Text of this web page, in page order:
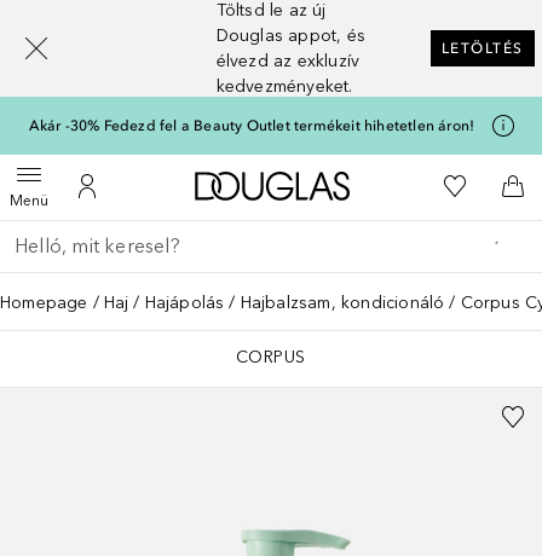
Töltsd le az új
Douglas appot, és
élvezd az exkluzív
kedvezményeket.
LETÖLTÉS
Akár -30% Fedezd fel a Beauty Outlet termékeit hihetetlen áron!
MenüMenü megnyitása
A fiókomhoz
A Douglas Főoldalra
A
Menj vissza
Keresés végrehajtása
Homepage Haj Hajápolás Hajbalzsam, kondicionáló Corpus
CORPUS
[navigation.slideout.screenreader]